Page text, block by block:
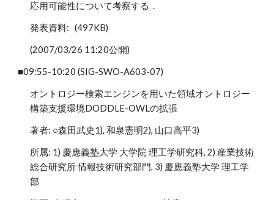
応用可能性について考察する．
発表資料: (497KB)
(2007/03/26 11:20公開)
■09:55-10:20 (SIG-SWO-A603-07)
オントロジー検索エンジンを用いた領域オントロジー
構築支援環境DODDLE-OWLの拡張
著者: ○森田武史1), 和泉憲明2), 山口高平3)
所属: 1) 慶應義塾大学 大学院 理工学研究科, 2) 産業技術
総合研究所 情報技術研究部門, 3) 慶應義塾大学 理工学
部